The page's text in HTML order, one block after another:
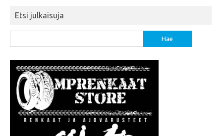
Etsi julkaisuja